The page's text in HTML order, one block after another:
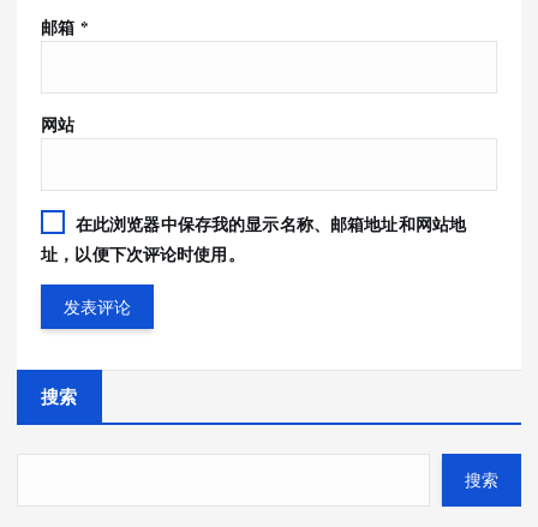
邮箱 *
网站
在此浏览器中保存我的显示名称、邮箱地址和网站地
址，以便下次评论时使用。
搜索
搜索